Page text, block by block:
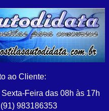
ao Cliente:
Feira das 08h às 17h
983186353